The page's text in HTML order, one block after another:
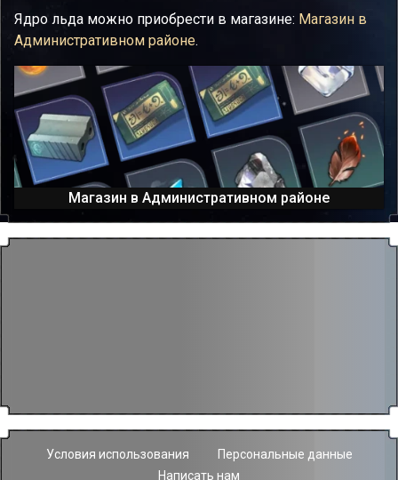
Ядро льда можно приобрести в магазине: Магазин в
Административном районе.
Магазин в Административном районе
Условия использования
Персональные данные
Написать нам